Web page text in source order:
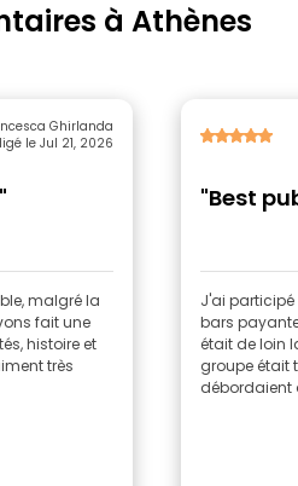
à Athènes
Ghirlanda
le Jul 21, 2026
malgré la
fait une
histoire et
très
"Best
J'ai
bars
était de loin
groupe était
débordaient